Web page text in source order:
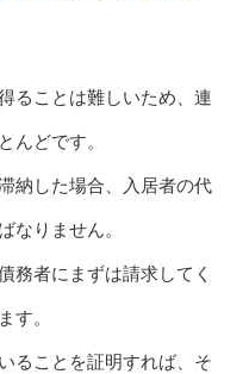
ることは難しいため、連
んどです。
納した場合、入居者の代
なりません。
務者にまずは請求してく
す。
ることを証明すれば、そ